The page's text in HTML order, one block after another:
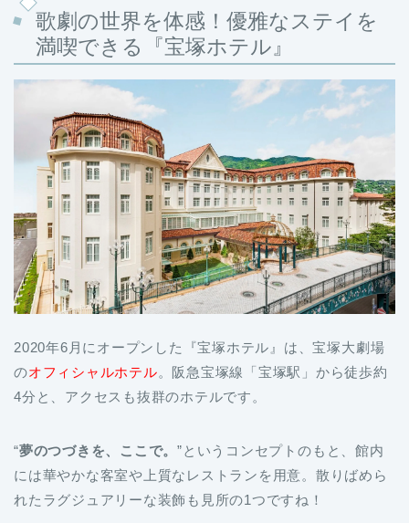
歌劇の世界を体感！優雅なステイを
満喫できる『宝塚ホテル』
2020年6月にオープンした『宝塚ホテル』は、宝塚大劇場
のオフィシャルホテル。阪急宝塚線「宝塚駅」から徒歩約
4分と、アクセスも抜群のホテルです。
“夢のつづきを、ここで。”というコンセプトのもと、館内
には華やかな客室や上質なレストランを用意。散りばめら
れたラグジュアリーな装飾も見所の1つですね！